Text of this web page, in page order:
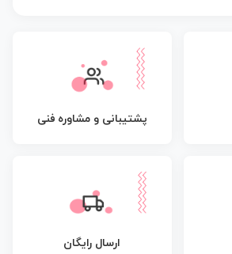
پشتیبانی و مشاوره فنی
ارسال رایگان